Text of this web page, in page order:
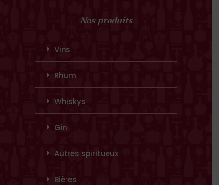
Nos produits
Vins
Rhum
Whiskys
Gin
Autres spiritueux
Bières